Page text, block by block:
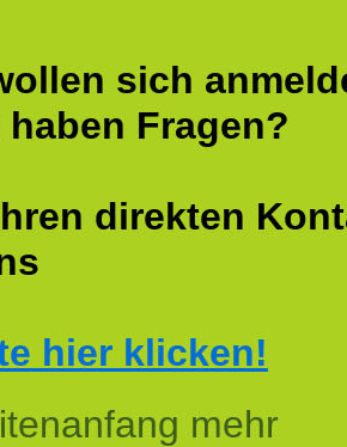
sich
haben Fragen?
direkten
hier klicken!
mehr